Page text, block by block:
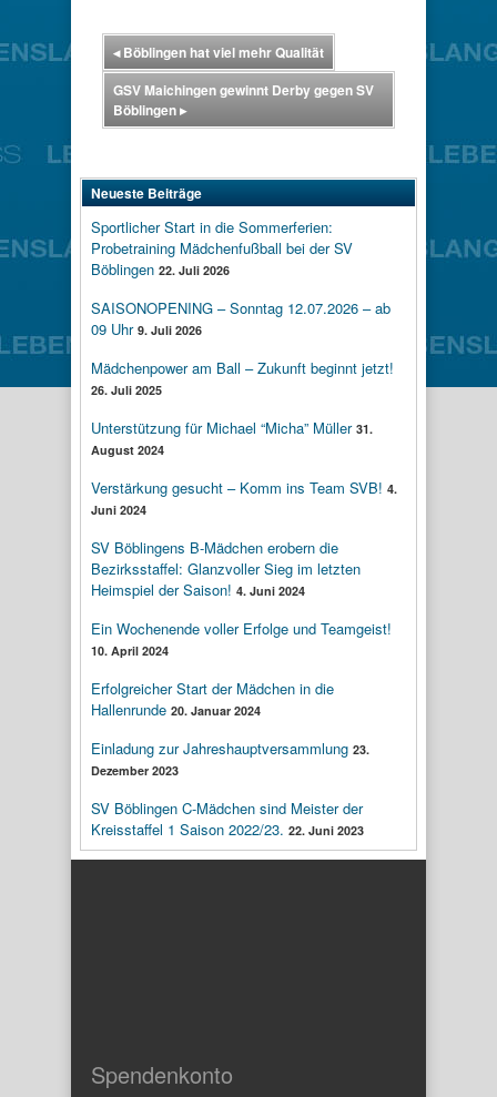
◂Böblingen hat viel mehr Qualität
GSV Maichingen gewinnt Derby gegen SV
Böblingen▸
Neueste Beiträge
Sportlicher Start in die Sommerferien:
Probetraining Mädchenfußball bei der SV
Böblingen 22. Juli 2026
SAISONOPENING – Sonntag 12.07.2026 – ab
09 Uhr 9. Juli 2026
Mädchenpower am Ball – Zukunft beginnt jetzt!
26. Juli 2025
Unterstützung für Michael “Micha” Müller 31.
August 2024
Verstärkung gesucht – Komm ins Team SVB! 4.
Juni 2024
SV Böblingens B-Mädchen erobern die
Bezirksstaffel: Glanzvoller Sieg im letzten
Heimspiel der Saison! 4. Juni 2024
Ein Wochenende voller Erfolge und Teamgeist!
10. April 2024
Erfolgreicher Start der Mädchen in die
Hallenrunde 20. Januar 2024
Einladung zur Jahreshauptversammlung 23.
Dezember 2023
SV Böblingen C-Mädchen sind Meister der
Kreisstaffel 1 Saison 2022/23. 22. Juni 2023
Spendenkonto